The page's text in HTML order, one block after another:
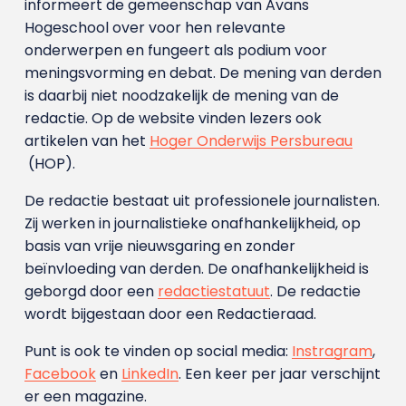
informeert de gemeenschap van Avans
Hogeschool over voor hen relevante
onderwerpen en fungeert als podium voor
meningsvorming en debat. De mening van derden
is daarbij niet noodzakelijk de mening van de
redactie. Op de website vinden lezers ook
artikelen van het Hoger Onderwijs Persbureau
(HOP).
De redactie bestaat uit professionele journalisten.
Zij werken in journalistieke onafhankelijkheid, op
basis van vrije nieuwsgaring en zonder
beïnvloeding van derden. De onafhankelijkheid is
geborgd door een redactiestatuut. De redactie
wordt bijgestaan door een Redactieraad.
Punt is ook te vinden op social media: Instragram,
Facebooken LinkedIn. Een keer per jaar verschijnt
er een magazine.